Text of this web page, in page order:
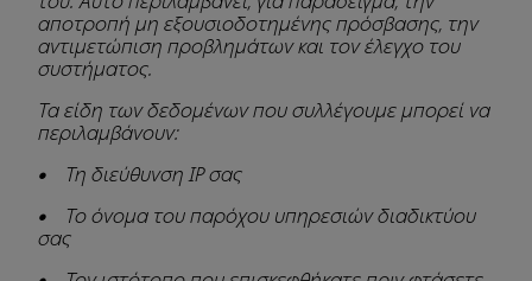
αποτροπή μη εξουσιοδοτημένης πρόσβασης, την
αντιμετώπιση προβλημάτων και τον έλεγχο του
συστήματος.
Τα είδη των δεδομένων που συλλέγουμε μπορεί να
περιλαμβάνουν:
• Τη διεύθυνση IP σας
• Το όνομα του παρόχου υπηρεσιών διαδικτύου
σας